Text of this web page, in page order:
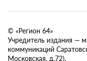
© «Регион 64»
Учредитель издания —
коммуникаций
Московская, д.72).